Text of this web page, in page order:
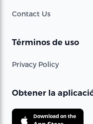
Contact Us
Términos de uso
Privacy Policy
Obtener la
Download on the